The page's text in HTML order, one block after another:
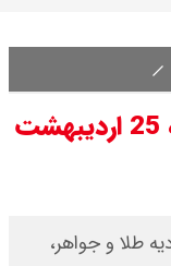
قیمت سکه امامی امروز جمعه 25 اردیبهشت
طلا و جواهر،